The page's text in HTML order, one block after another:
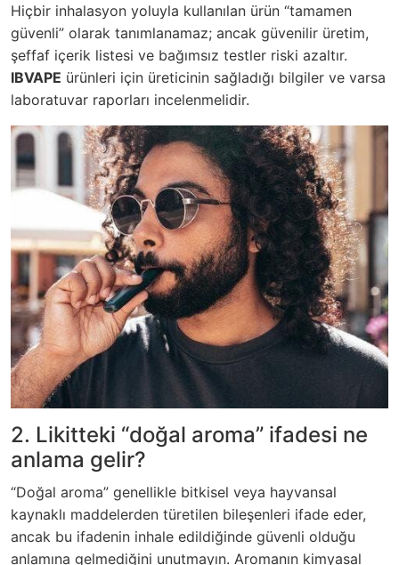
Hiçbir inhalasyon yoluyla kullanılan ürün “tamamen
güvenli” olarak tanımlanamaz; ancak güvenilir üretim,
şeffaf içerik listesi ve bağımsız testler riski azaltır.
IBVAPE ürünleri için üreticinin sağladığı bilgiler ve varsa
laboratuvar raporları incelenmelidir.
2. Likitteki “doğal aroma” ifadesi ne
anlama gelir?
“Doğal aroma” genellikle bitkisel veya hayvansal
kaynaklı maddelerden türetilen bileşenleri ifade eder,
ancak bu ifadenin inhale edildiğinde güvenli olduğu
anlamına gelmediğini unutmayın. Aromanın kimyasal